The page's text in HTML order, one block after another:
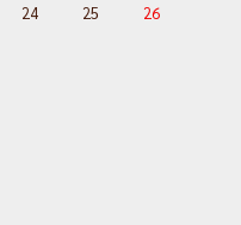
24 25 26